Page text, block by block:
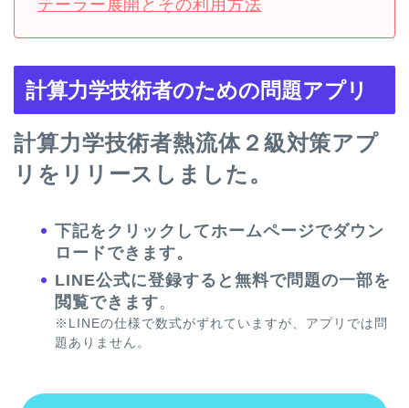
テーラー展開とその利用方法
計算力学技術者のための問題アプリ
計算力学技術者熱流体２級対策アプ
リをリリースしました。
下記をクリックしてホームページでダウン
ロードできます。
LINE公式に登録すると無料で問題の一部を
閲覧できます。
※LINEの仕様で数式がずれていますが、アプリでは問
題ありません。